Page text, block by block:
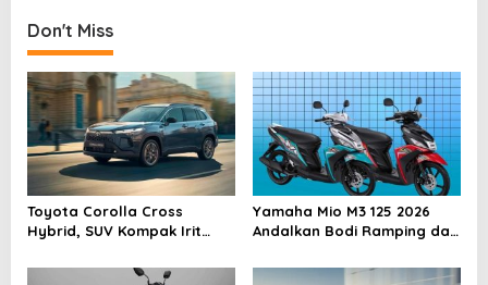
n
a
v
i
g
a
t
Don't Miss
Toyota Corolla Cross
Hybrid, SUV Kompak Irit
Yamaha Mio M3 125 2026
Andalkan Bodi Ramping dan